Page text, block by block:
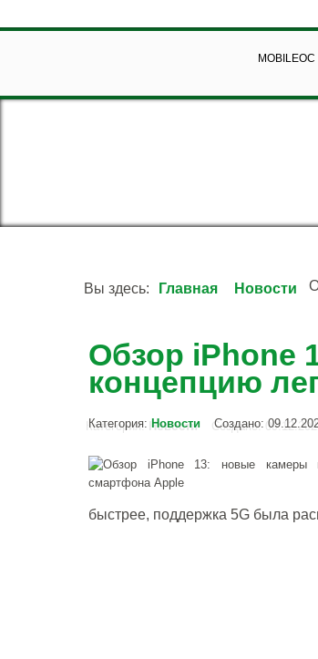
MOBILEOC
Вы здесь: Главная Новости
Обзор iPhone
концепцию
Категория: Новости Создано:
быстрее, поддержка 5G была